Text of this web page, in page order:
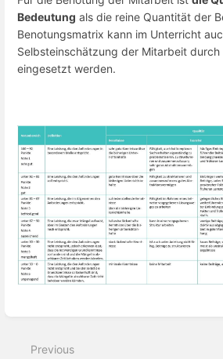
Bedeutung als die reine Quantität der
Benotungsmatrix kann im Unterricht
Selbsteinschätzung der Mitarbeit durch
eingesetzt werden.
mode
Previous